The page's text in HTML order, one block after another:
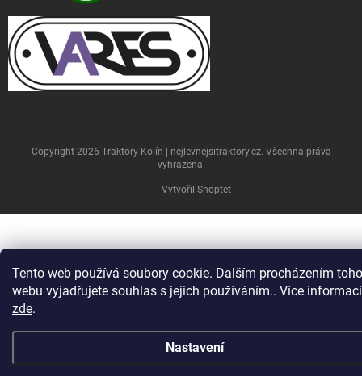
Tento web používá soubory cookie. Dalším procházením
webu vyjadřujete souhlas s jejich používáním.. Více informací
zde.
Nastavení
Vytvořil Shoptet
Copyright 2026 Traktory Kolín | nejlevnejsitraktory.cz. Všechna práva
vyhrazena.